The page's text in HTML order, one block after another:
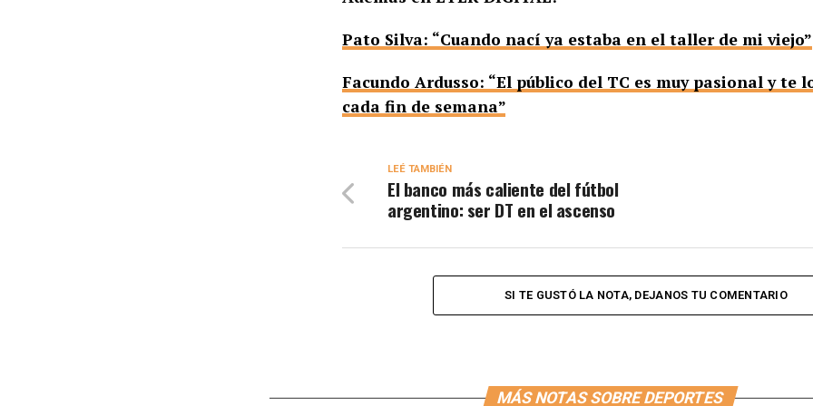
Pato Silva: “Cuando nací ya estaba en el taller de mi viejo”
Facundo Ardusso: “El público del TC es muy pasional y te
cada fin de semana”
LEÉ TAMBIÉN
El banco más caliente del fútbol
argentino: ser DT en el ascenso
SI TE GUSTÓ LA NOTA, DEJANOS TU COMENTARIO
MÁS NOTAS SOBRE DEPORTES